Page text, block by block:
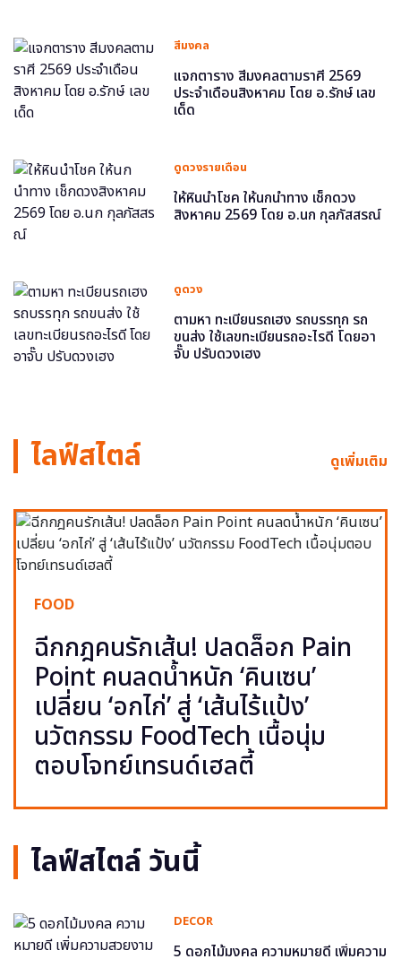
สีมงคล
แจกตาราง สีมงคลตามราศี 2569
ประจำเดือนสิงหาคม โดย อ.รักษ์ เลข
เด็ด
ดูดวงรายเดือน
ให้หินนำโชค ให้นกนำทาง เช็กดวง
สิงหาคม 2569 โดย อ.นก กุลภัสสรณ์
ดูดวง
ตามหา ทะเบียนรถเฮง รถบรรทุก รถ
ขนส่ง ใช้เลขทะเบียนรถอะไรดี โดยอา
จั๊บ ปรับดวงเฮง
ไลฟ์สไตล์ ดูเพิ่มเติม
FOOD
ฉีกกฎคนรักเส้น! ปลดล็อก Pain
Point คนลดน้ำหนัก ‘คินเซน’
เปลี่ยน ‘อกไก่’ สู่ ‘เส้นไร้แป้ง’
นวัตกรรม FoodTech เนื้อนุ่ม
ตอบโจทย์เทรนด์เฮลตี้
ไลฟ์สไตล์ วันนี้
DECOR
5 ดอกไม้มงคล ความหมายดี เพิ่มความ